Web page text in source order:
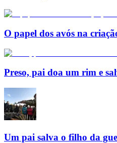
O papel dos avós na
Preso, pai doa um rim e
Um pai salva o filho da